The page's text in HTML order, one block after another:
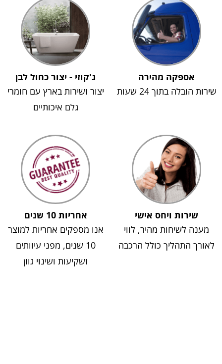
אספקה מהירה
שירות הובלה בתוך 24 שעות
ג'קוזי - יצור כחול לבן
יצור ושירות בארץ עם חומרי
גלם איכותיים
שירות ויחס אישי
מענה לשיחות מהיר, לווי
לאורך התהליך כולל הרכבה
אחריות 10 שנים
אנו מספקים אחריות למוצר
10 שנים, מפני עיוותים
ושקיעות ושינוי גוון